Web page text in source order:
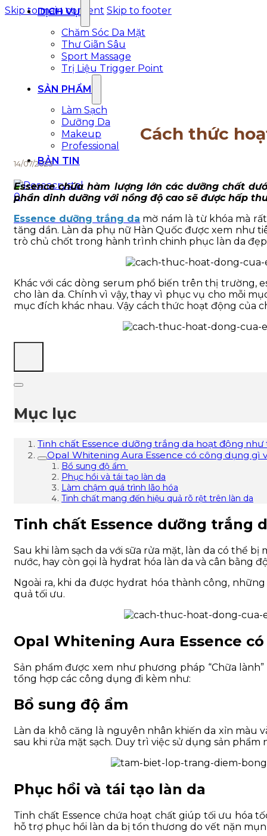
Skip to main content Skip to footer
DỊCH VỤ
Chăm Sóc Da Mặt
Thư Giãn Sâu
Sport Massage
Trị Liệu Trigger Point
SẢN PHẨM
Làm Sạch
Dưỡng Da
Makeup
Professional
BẢN TIN
0
Cách thức
14/07/2023
Essence chứa hàm lượng lớn các dưỡng chất
phần dinh dưỡng với nồng độ cao sẽ được hấp
Essence dưỡng trắng da mờ nám là từ khóa mà
tăng dần. Làn da phụ nữ Hàn Quốc được xem như
trò chủ chốt trong hành trình chinh phục làn da
Khác với các dòng serum phổ biến trên thị trường,
cho làn da. Chính vì vậy, thay vì phục vụ cho mỗi
mục đích khác nhau. Vậy cách thức hoạt động của
Mục lục
Tinh chất Essence dưỡng trắng da hoạt động như
Opal Whitening Aura Essence có công dụng gì
Bổ sung độ ẩm
Phục hồi và tái tạo làn da
Làm chậm quá trình lão hóa
Tinh chất mang đến hiệu quả rõ rệt trên làn da
Tinh chất Essence dưỡng trắng
Sau khi làm sạch da với sữa rửa mặt, làn da có thể
nước, hay còn gọi là hydrat hóa làn da và cân bằng
Ngoài ra, khi da được hydrat hóa thành công,
quả tối ưu.
Opal Whitening Aura Essence
Sản phẩm được xem như phương pháp “Chữa
tổng hợp các công dụng đi kèm như:
Bổ sung độ ẩm
Làn da khô căng là nguyên nhân khiến da xỉn màu
sau khi rửa mặt sạch. Duy trì việc sử dụng sản
Phục hồi và tái tạo làn da
Tinh chất Essence chứa hoạt chất giúp tối ưu hóa
hỗ trợ phục hồi làn da bị tổn thương do vết nặn